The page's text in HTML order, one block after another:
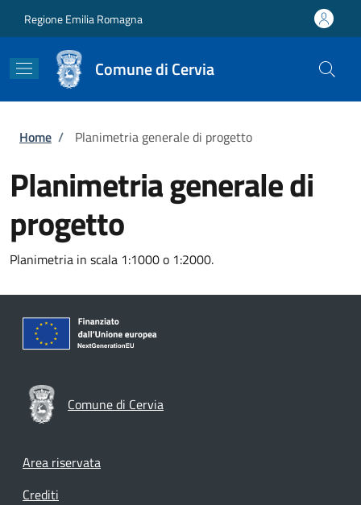
Regione Emilia Romagna
Comune di Cervia
Briciole di pane
Home / Planimetria generale di progetto
Planimetria generale di
progetto
Planimetria in scala 1:1000 o 1:2000.
Comune di Cervia
Footer menu
Area riservata
Crediti